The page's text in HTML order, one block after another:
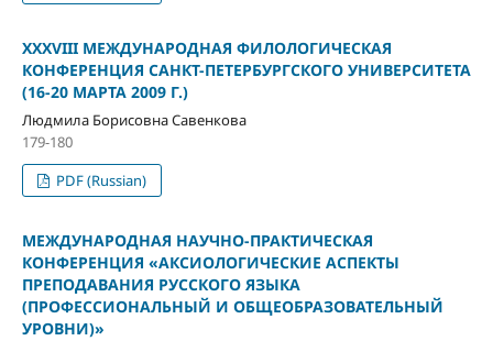
XXXVIII МЕЖДУНАРОДНАЯ ФИЛОЛОГИЧЕСКАЯ
КОНФЕРЕНЦИЯ САНКТ-ПЕТЕРБУРГСКОГО УНИВЕРСИТЕТА
(16-20 МАРТА 2009 Г.)
Людмила Борисовна Савенкова
179-180
PDF (Russian)
МЕЖДУНАРОДНАЯ НАУЧНО-ПРАКТИЧЕСКАЯ
КОНФЕРЕНЦИЯ «АКСИОЛОГИЧЕСКИЕ АСПЕКТЫ
ПРЕПОДАВАНИЯ РУССКОГО ЯЗЫКА
(ПРОФЕССИОНАЛЬНЫЙ И ОБЩЕОБРАЗОВАТЕЛЬНЫЙ
УРОВНИ)»